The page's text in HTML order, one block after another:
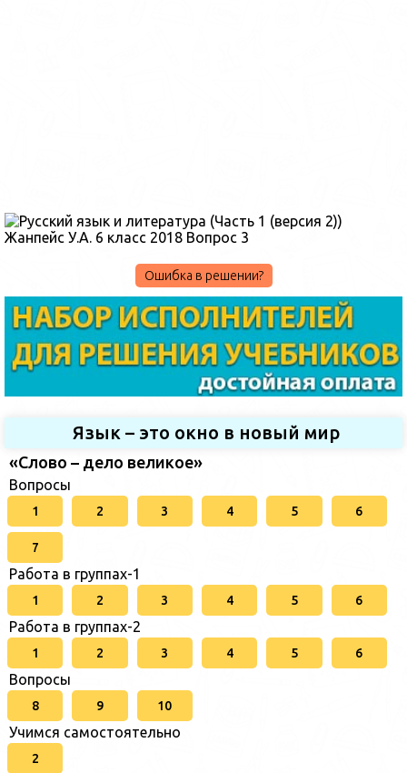
Ошибка в решении?
Язык – это окно в новый мир
«Слово – дело великое»
Вопросы
1 2 3 4 5 6
7
Работа в группах-1
1 2 3 4 5 6
Работа в группах-2
1 2 3 4 5 6
Вопросы
8 9 10
Учимся самостоятельно
2